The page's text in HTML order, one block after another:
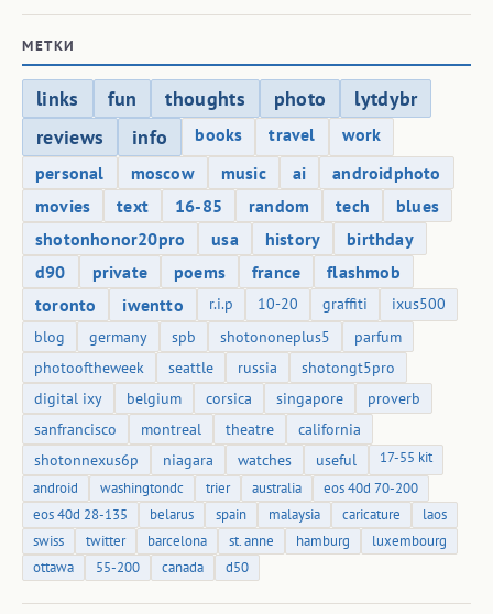
МЕТКИ
links fun thoughts photo
lytdybr
reviews
info books travel
work
personal
moscow music ai
androidphoto
movies
text 16-85 random tech
blues
shotonhonor20pro
usa history
birthday
d90
private poems france
flashmob
toronto
iwentto r.i.p 10-20 graffiti
ixus500
blog
germany spb shotononeplus5
parfum
photooftheweek
seattle russia
shotongt5pro
digital ixy
belgium corsica singapore
proverb
sanfrancisco
montreal theatre
california
shotonnexus6p
niagara watches useful
17-55 kit
android
washingtondc trier australia
eos 40d 70-200
eos 40d 28-135
belarus spain malaysia caricature
laos
swiss
twitter barcelona st. anne hamburg
luxembourg
ottawa
55-200 canada d50